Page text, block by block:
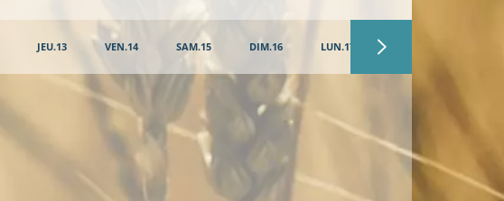
JEU.13 VEN.14 SAM.15 DIM.16 LUN.17